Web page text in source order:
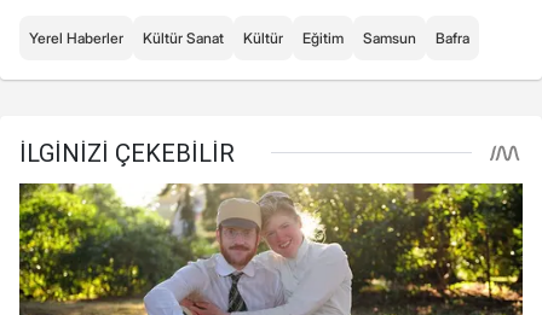
Yerel Haberler Kültür Sanat Kültür Eğitim Samsun Bafra